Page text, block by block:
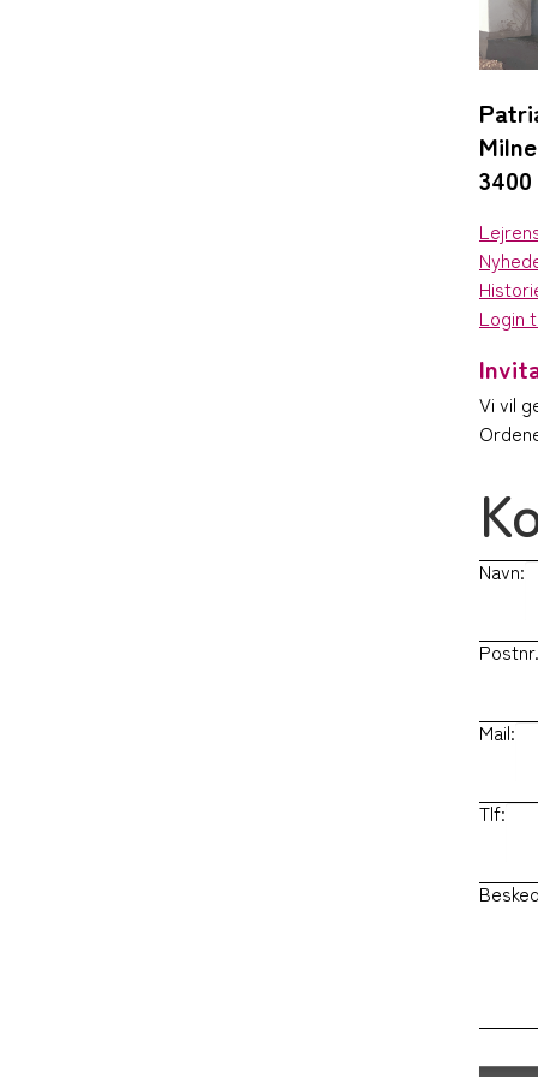
Login
Vi vil
Navn:
Mail:
Tlf: